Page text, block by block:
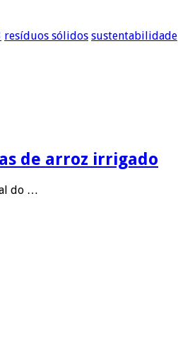
resíduos sólidos sustentabilidade
de arroz irrigado
do …